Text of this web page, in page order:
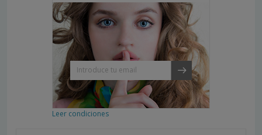
Leer condiciones